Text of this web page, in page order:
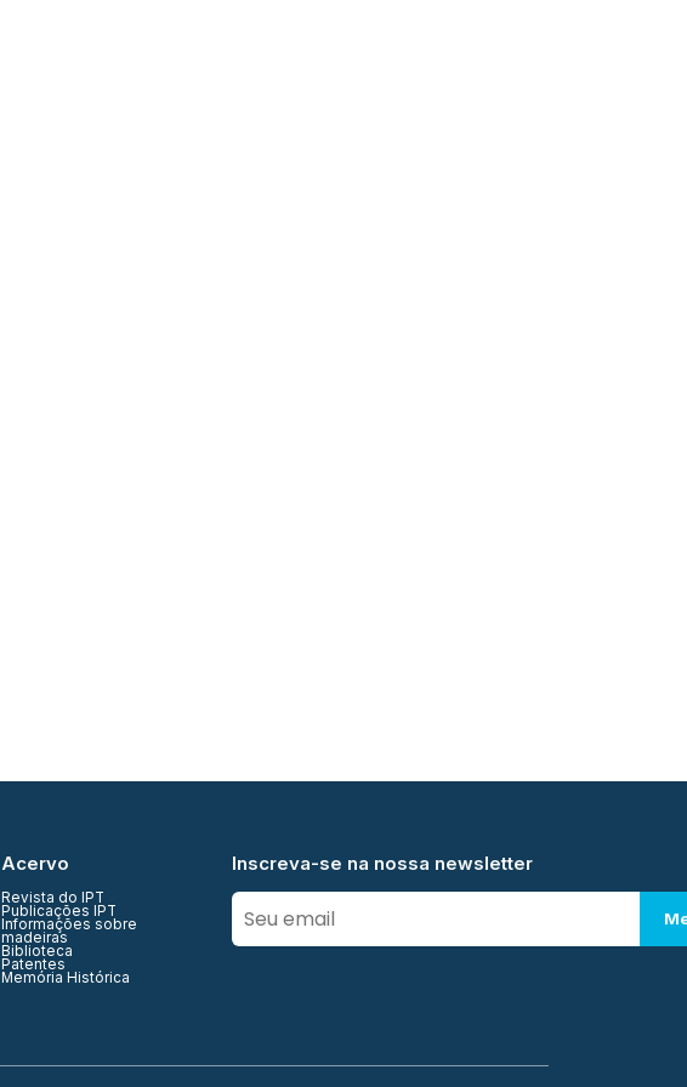
Acervo
Revista do IPT
Publicações IPT
Informações sobre
madeiras
Biblioteca
Patentes
Memória Histórica
Inscreva-se na nossa newsletter